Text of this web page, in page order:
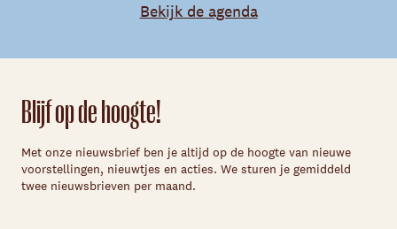
Bekijk de agenda
Blijf op de hoogte!
Met onze nieuwsbrief ben je altijd op de hoogte van nieuwe
voorstellingen, nieuwtjes en acties. We sturen je gemiddeld
twee nieuwsbrieven per maand.